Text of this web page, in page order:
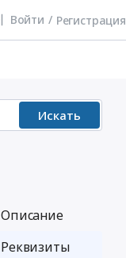
Войти / Регистрация
Искать
Описание
Реквизиты